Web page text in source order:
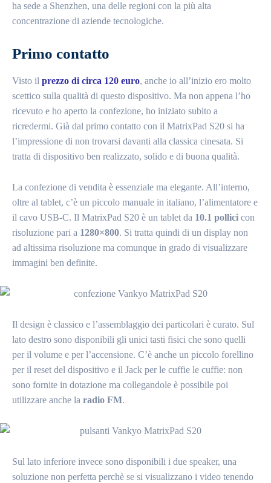
ha sede a Shenzhen, una delle regioni con la più alta
concentrazione di aziende tecnologiche.
Primo contatto
Visto il prezzo di circa 120 euro, anche io all’inizio ero molto
scettico sulla qualità di questo dispositivo. Ma non appena l’ho
ricevuto e ho aperto la confezione, ho iniziato subito a
ricredermi. Già dal primo contatto con il MatrixPad S20 si ha
l’impressione di non trovarsi davanti alla classica cinesata. Si
tratta di dispositivo ben realizzato, solido e di buona qualità.
La confezione di vendita è essenziale ma elegante. All’interno,
oltre al tablet, c’è un piccolo manuale in italiano, l’alimentatore e
il cavo USB-C. Il MatrixPad S20 è un tablet da 10.1 pollici con
risoluzione pari a 1280×800. Si tratta quindi di un display non
ad altissima risoluzione ma comunque in grado di visualizzare
immagini ben definite.
Il design è classico e l’assemblaggio dei particolari è curato. Sul
lato destro sono disponibili gli unici tasti fisici che sono quelli
per il volume e per l’accensione. C’è anche un piccolo forellino
per il reset del dispositivo e il Jack per le cuffie le cuffie: non
sono fornite in dotazione ma collegandole è possibile poi
utilizzare anche la radio FM.
Sul lato inferiore invece sono disponibili i due speaker, una
soluzione non perfetta perchè se si visualizzano i video tenendo